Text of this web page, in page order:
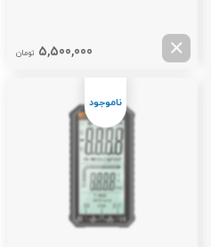
5,500,000 تومان